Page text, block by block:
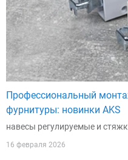
Профессиональный
фурнитуры: новинки AKS
навесы регулируемые и
16 февраля 2026